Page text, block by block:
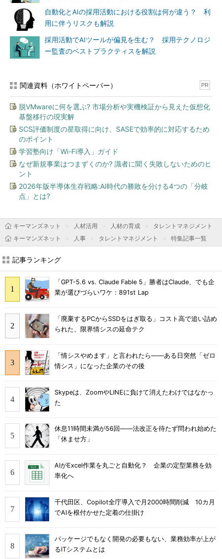
自動化とAIの採用活動における役割は何が違う？ 利
用に伴うリスクも解説
採用活動でAIツールが偏見を生む？ 採用テクノロジ
ー監査のベストプラクティスを解説
関連資料（ホワイトペーパー） PR
脱VMwareに何を選ぶ? 市場分析や実機検証から見えた仮想化
基盤移行の現実解
SCS評価制度の星取得に向け、SASEで効率的に対応するため
のポイント
学習塾向け「Wi-Fi導入」ガイド
なぜ新規事業はつまずくのか? 識者に聞く失敗しないためのヒ
ント
2026年版半導体生存戦略:AI時代の勝敗を分ける4つの「分岐
点」とは?
キーマンズネット 人材活用 人材の育成
タレントマネジメント
キーマンズネット
人事 タレントマネジメント 特集記事一覧
記事ランキング
「GPT-5.6 vs. Claude Fable 5」勝者はClaude、でも企
業が選びづらいワケ：891st Lap
「廃棄するPCからSSDをはぎ取る」コスト高で追い詰め
られた、限界情シスの延命テク
「情シスやめます」と言われたら――ある日突然「ゼロ
情シス」になった企業のその後
Skypeは、ZoomやLINEに負けて消えたわけではなかっ
た
休息11時間未満が56回――法改正を待たず問われ始めた
「休ませ方」
AIがExcel作業を丸ごと自動化？ 企業の定型業務を効
率化へ
千代田区、Copilot全庁導入で月2000時間削減 10カ月
でAIを根付かせた定着の仕掛け
パッケージでもなく開発の必要もない、業務効率が上が
るITシステムとは